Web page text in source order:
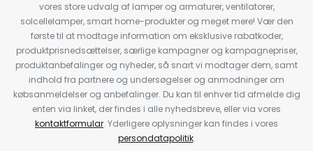
vores store udvalg af lamper og armaturer, ventilatorer,
solcellelamper, smart home-produkter og meget mere! Vær den
første til at modtage information om eksklusive rabatkoder,
produktprisnedsættelser, særlige kampagner og kampagnepriser,
produktanbefalinger og nyheder, så snart vi modtager dem, samt
indhold fra partnere og undersøgelser og anmodninger om
købsanmeldelser og anbefalinger. Du kan til enhver tid afmelde dig
enten via linket, der findes i alle nyhedsbreve, eller via vores
kontaktformular. Yderligere oplysninger kan findes i vores
persondatapolitik.